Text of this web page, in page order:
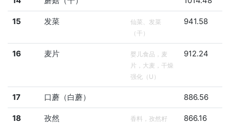
15 发菜
仙菜、发菜
（干）
941.58
16 麦片
婴儿食品，麦
片，大麦，干燥
强化（U）
912.24
17 口蘑（白蘑） 886.56
18 孜然
香料，孜然籽
866.16